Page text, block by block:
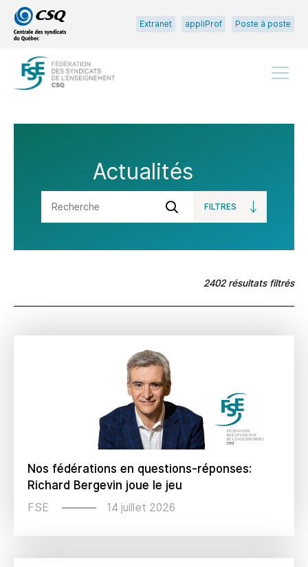
Passer
au
menu
principal
Passer
au
contenu
Extranet appliProf Poste à poste
Actualités
OUVRIR
LES
FILTRES
2402 résultats filtrés
Nos fédérations en questions-réponses:
Richard Bergevin joue le jeu
FSE 14 juillet 2026